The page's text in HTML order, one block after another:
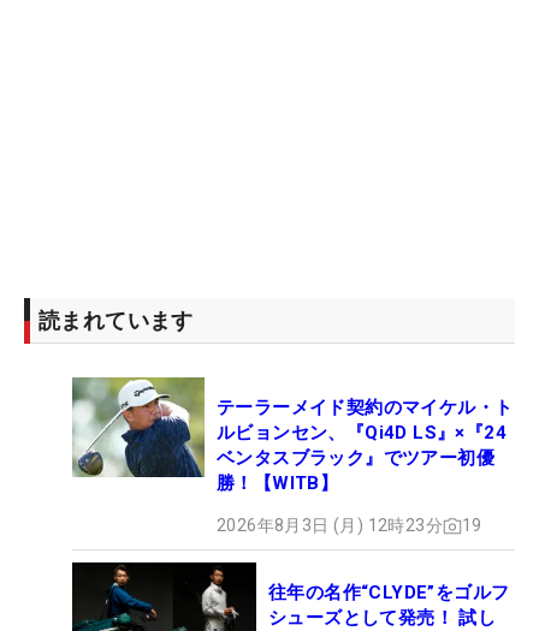
読まれています
テーラーメイド契約のマイケル・ト
ルビョンセン、『Qi4D LS』×『24
ベンタスブラック』でツアー初優
勝！【WITB】
2026年8月3日 (月) 12時23分 19
往年の名作“CLYDE”をゴルフ
シューズとして発売！ 試し